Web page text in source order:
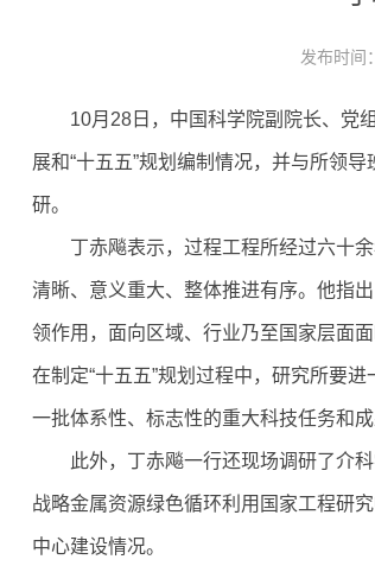
发布时间
10月28日，中国科学院副院长、党
展和“十五五”规划编制情况，并与所领
研。
丁赤飚表示，过程工程所经过六十
清晰、意义重大、整体推进有序。他指
领作用，面向区域、行业乃至国家层面
在制定“十五五”规划过程中，研究所要
一批体系性、标志性的重大科技任务和成
此外，丁赤飚一行还现场调研了介
战略金属资源绿色循环利用国家工程研
中心建设情况。